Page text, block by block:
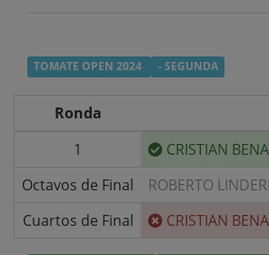
TOMATE OPEN 2024 - SEGUNDA
Ronda
1
CRISTIAN
Octavos de Final
ROBERTO
Cuartos de Final
CRISTIAN